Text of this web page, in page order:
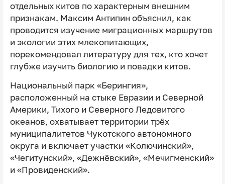
отдельных китов по характерным внешним
признакам. Максим Антипин объяснил, как
проводится изучение миграционных маршрутов
и экологии этих млекопитающих,
порекомендовал литературу для тех, кто хочет
глубже изучить биологию и повадки китов.
Национальный парк «Берингия»,
расположенный на стыке Евразии и Северной
Америки, Тихого и Северного Ледовитого
океанов, охватывает территории трёх
муниципалитетов Чукотского автономного
округа и включает участки «Колючинский»,
«Чегитунский», «Дежнёвский», «Мечигменский»
и «Провиденский».